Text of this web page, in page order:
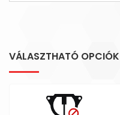
VÁLASZTHATÓ OPCIÓK